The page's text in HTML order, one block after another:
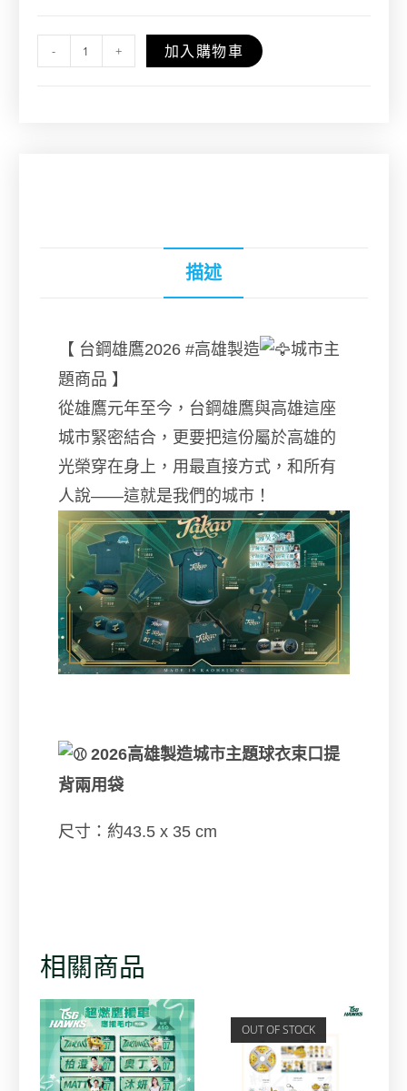
- + 加入購物車
描述
【 台鋼雄鷹2026 #高雄製造
城市主
題商品 】
從雄鷹元年至今，台鋼雄鷹與高雄這座
城市緊密結合，更要把這份屬於高雄的
光榮穿在身上，用最直接方式，和所有
人說——這就是我們的城市！
2026高雄製造城市主題球衣束口提
背兩用袋
尺寸：約43.5 x 35 cm
相關商品
OUT OF STOCK